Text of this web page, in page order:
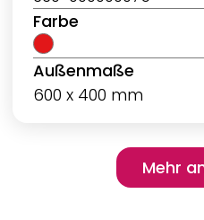
Farbe
Außenmaße
600 x 400 mm
Mehr
Mehr